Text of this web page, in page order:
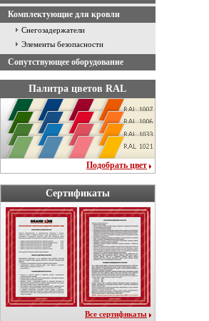
Комплектующие для кровли
Снегозадержатели
Элементы безопасности
Сопутствующее оборудование
Палитра цветов RAL
Подобрать цвет
Сертификаты
Все сертификаты